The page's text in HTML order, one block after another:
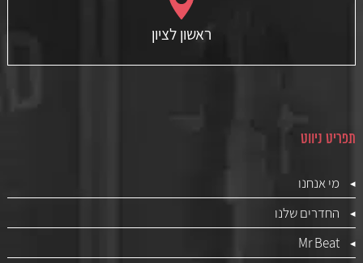
ראשון לציון
תפריט ניווט
מי אנחנו
החדרים שלנו
Mr Beat